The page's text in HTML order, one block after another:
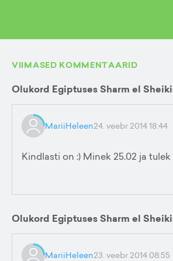
VIIMASED KOMMENTAARID
Olukord Egiptuses Sharm el
MariiHeleen24. veebr 2014 18:44
Kindlasti on :) Minek 25.02 ja tulek
Olukord Egiptuses Sharm el
MariiHeleen23. veebr 2014 08:55